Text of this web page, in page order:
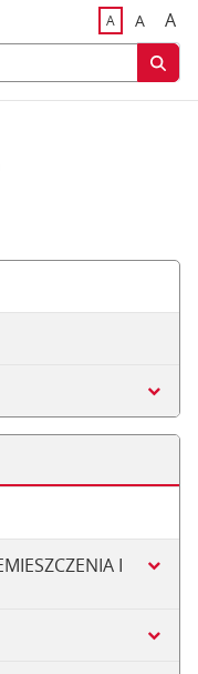
żółty tekst na czarnym tle
Adomyślna
A A
I